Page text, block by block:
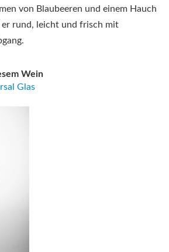
von Blaubeeren und einem Hauch
rund, leicht und frisch mit
Wein
Glas